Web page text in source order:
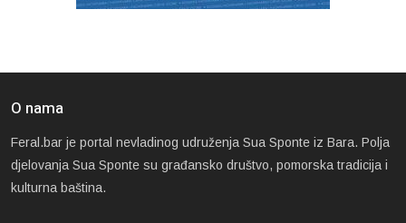
O nama
Feral.bar je portal nevladinog udruženja Sua Sponte iz Bara. Polja
djelovanja Sua Sponte su građansko društvo, pomorska tradicija i
kulturna baština.